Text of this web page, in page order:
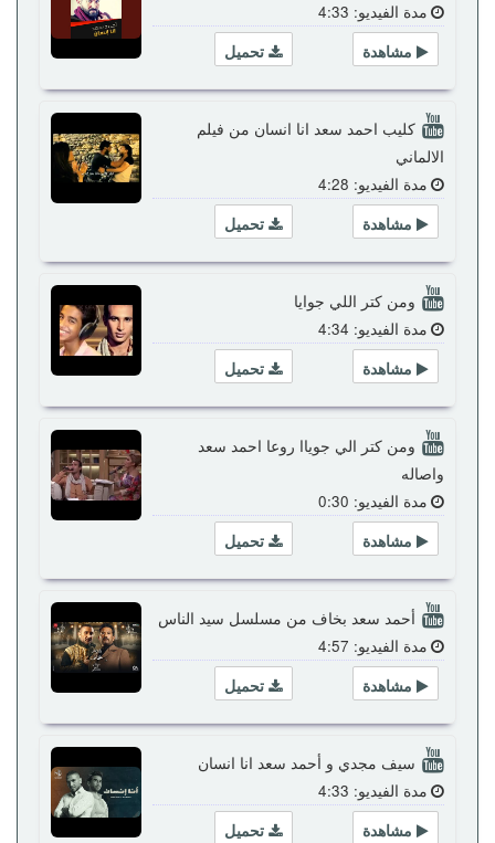
مدة الفيديو: 4:33
تحميل
مشاهدة
كليب احمد سعد انا انسان من فيلم
الالماني
مدة الفيديو: 4:28
تحميل
مشاهدة
ومن كتر اللي جوايا
مدة الفيديو: 4:34
تحميل
مشاهدة
ومن كتر الي جوياا روعا احمد سعد
واصاله
مدة الفيديو: 0:30
تحميل
مشاهدة
أحمد سعد بخاف من مسلسل سيد الناس
مدة الفيديو: 4:57
تحميل
مشاهدة
سيف مجدي و أحمد سعد انا انسان
مدة الفيديو: 4:33
تحميل
مشاهدة